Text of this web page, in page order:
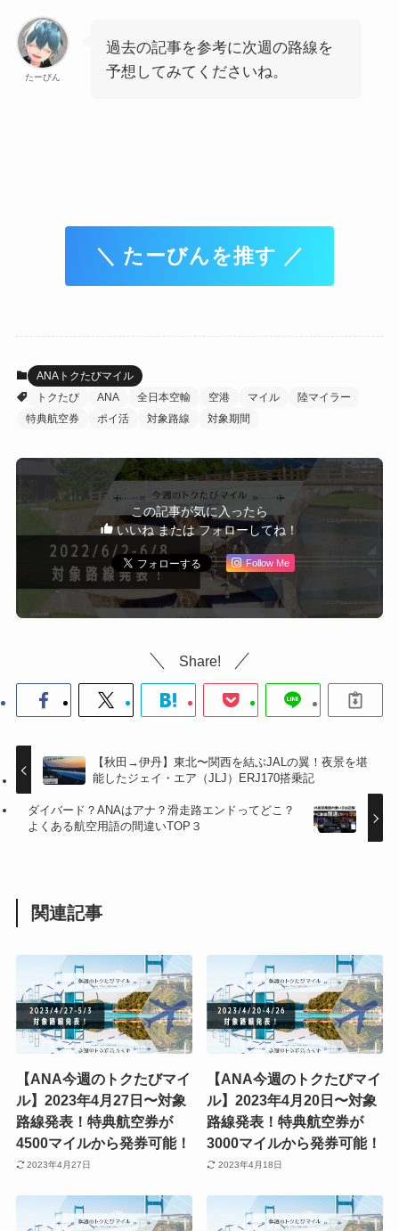
たーびん
過去の記事を参考に次週の路線を
予想してみてくださいね。
＼ たーびんを推す ／
ANAトクたびマイル
トクたび
ANA 全日本空輸 空港 マイル
陸マイラー
特典航空券
ポイ活 対象路線 対象期間
この記事が気に入ったら
いいね または フォローしてね！
Follow Me
Share!
【秋田→伊丹】東北〜関西を結ぶJALの翼！夜景を堪
能したジェイ・エア（JLJ）ERJ170搭乗記
ダイバード？ANAはアナ？滑走路エンドってどこ？
よくある航空用語の間違いTOP３
関連記事
【ANA今週のトクたびマイ
ル】2023年4月27日〜対象
路線発表！特典航空券が
4500マイルから発券可能！
2023年4月27日
【ANA今週のトクたびマイ
ル】2023年4月20日〜対象
路線発表！特典航空券が
3000マイルから発券可能！
2023年4月18日